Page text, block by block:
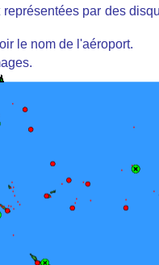
par des
le nom de l'aéroport.